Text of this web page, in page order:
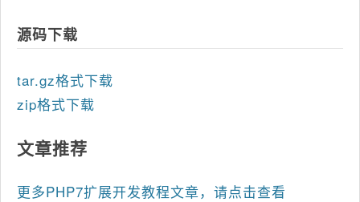
源码下载
tar.gz格式下载
zip格式下载
文章推荐
更多PHP7扩展开发教程文章，请点击查看